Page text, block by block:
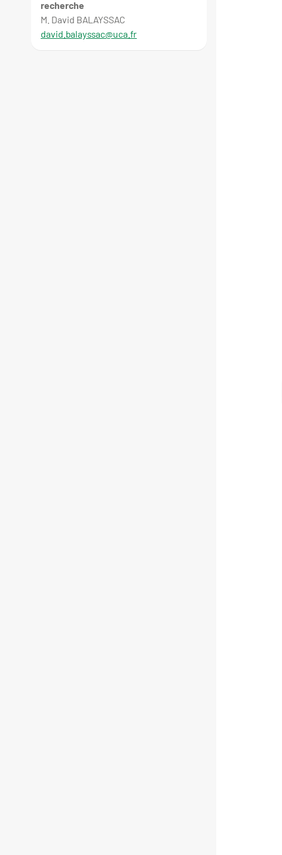
recherche
M. David BALAYSSAC
david.balayssac@uca.fr